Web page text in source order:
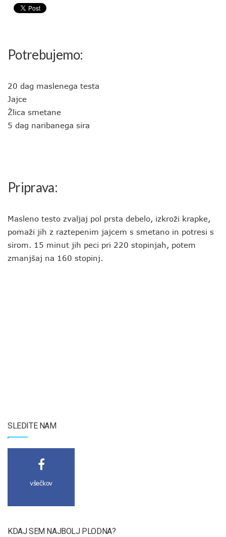
Potrebujemo:
20 dag maslenega testa
Jajce
Žlica smetane
5 dag naribanega sira
Priprava:
Masleno testo zvaljaj pol prsta debelo, izkroži krapke,
pomaži jih z raztepenim jajcem s smetano in potresi s
sirom. 15 minut jih peci pri 220 stopinjah, potem
zmanjšaj na 160 stopinj.
SLEDITE NAM
všečkov
KDAJ SEM NAJBOLJ PLODNA?